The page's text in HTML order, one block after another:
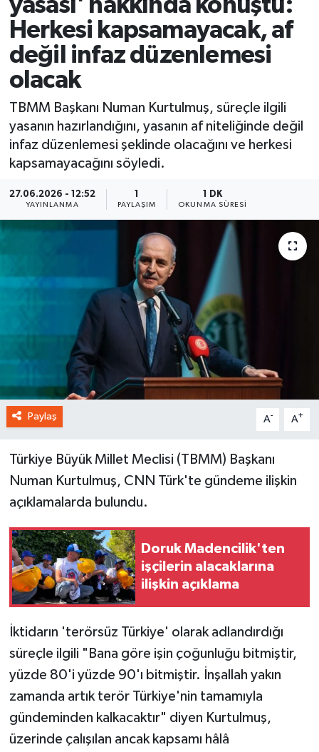
yasası' hakkında konuştu:
Herkesi kapsamayacak, af
değil infaz düzenlemesi
olacak
TBMM Başkanı Numan Kurtulmuş, süreçle ilgili
yasanın hazırlandığını, yasanın af niteliğinde değil
infaz düzenlemesi şeklinde olacağını ve herkesi
kapsamayacağını söyledi.
27.06.2026 - 12:52
YAYINLANMA
1
PAYLAŞIM
1 DK
OKUNMA SÜRESI
Paylaş A- A+
Türkiye Büyük Millet Meclisi (TBMM) Başkanı
Numan Kurtulmuş, CNN Türk'te gündeme ilişkin
açıklamalarda bulundu.
Doruk Madencilik'ten
işçilerin alacaklarına
ilişkin açıklama
İktidarın 'terörsüz Türkiye' olarak adlandırdığı
süreçle ilgili "Bana göre işin çoğunluğu bitmiştir,
yüzde 80'i yüzde 90'ı bitmiştir. İnşallah yakın
zamanda artık terör Türkiye'nin tamamıyla
gündeminden kalkacaktır" diyen Kurtulmuş,
üzerinde çalışılan ancak kapsamı hâlâ